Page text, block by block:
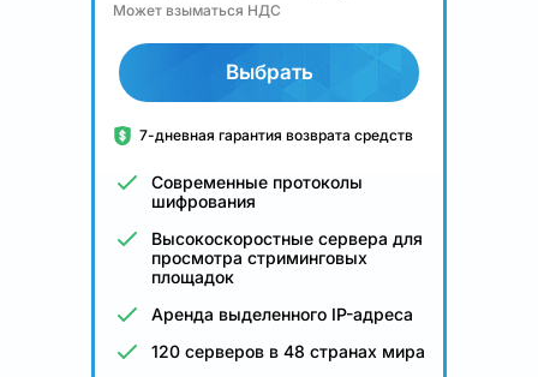
Может взыматься НДС
Выбрать
7-дневная гарантия возврата средств
Современные протоколы
шифрования
Высокоскоростные сервера для
просмотра стриминговых
площадок
Аренда выделенного IP-адреса
120 серверов в 48 странах мира